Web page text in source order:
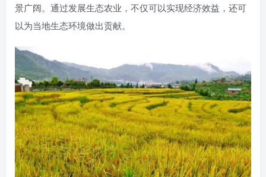
景广阔。通过发展生态农业，不仅可以实现经济效益，还可
以为当地生态环境做出贡献。